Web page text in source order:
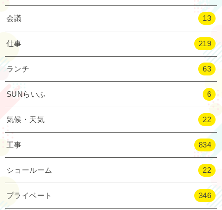
会議 13
仕事 219
ランチ 63
SUNらいふ 6
気候・天気 22
工事 834
ショールーム 22
プライベート 346